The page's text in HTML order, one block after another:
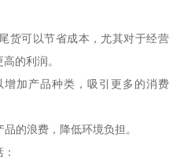
货可以节省成本，尤其对于经营
的利润。
加产品种类，吸引更多的消费
的浪费，降低环境负担。